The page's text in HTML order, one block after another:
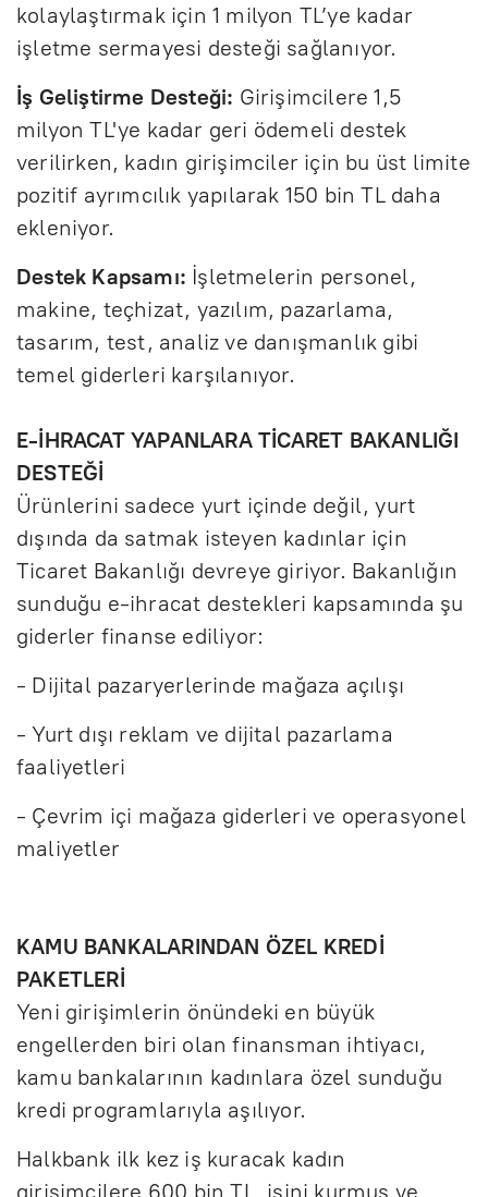
kolaylaştırmak için 1 milyon TL’ye kadar
işletme sermayesi desteği sağlanıyor.
İş Geliştirme Desteği: Girişimcilere 1,5
milyon TL'ye kadar geri ödemeli destek
verilirken, kadın girişimciler için bu üst limite
pozitif ayrımcılık yapılarak 150 bin TL daha
ekleniyor.
Destek Kapsamı: İşletmelerin personel,
makine, teçhizat, yazılım, pazarlama,
tasarım, test, analiz ve danışmanlık gibi
temel giderleri karşılanıyor.
E-İHRACAT YAPANLARA TİCARET BAKANLIĞI
DESTEĞİ
Ürünlerini sadece yurt içinde değil, yurt
dışında da satmak isteyen kadınlar için
Ticaret Bakanlığı devreye giriyor. Bakanlığın
sunduğu e-ihracat destekleri kapsamında şu
giderler finanse ediliyor:
- Dijital pazaryerlerinde mağaza açılışı
- Yurt dışı reklam ve dijital pazarlama
faaliyetleri
- Çevrim içi mağaza giderleri ve operasyonel
maliyetler
KAMU BANKALARINDAN ÖZEL KREDİ
PAKETLERİ
Yeni girişimlerin önündeki en büyük
engellerden biri olan finansman ihtiyacı,
kamu bankalarının kadınlara özel sunduğu
kredi programlarıyla aşılıyor.
Halkbank ilk kez iş kuracak kadın
girişimcilere 600 bin TL, işini kurmuş ve